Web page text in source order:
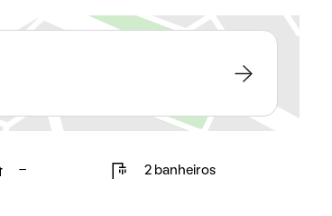
- 2 banheiros